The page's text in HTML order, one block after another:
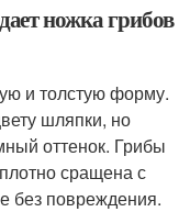
ножка грибов
и толстую форму.
шляпки, но
оттенок. Грибы
сращена с
без повреждения.